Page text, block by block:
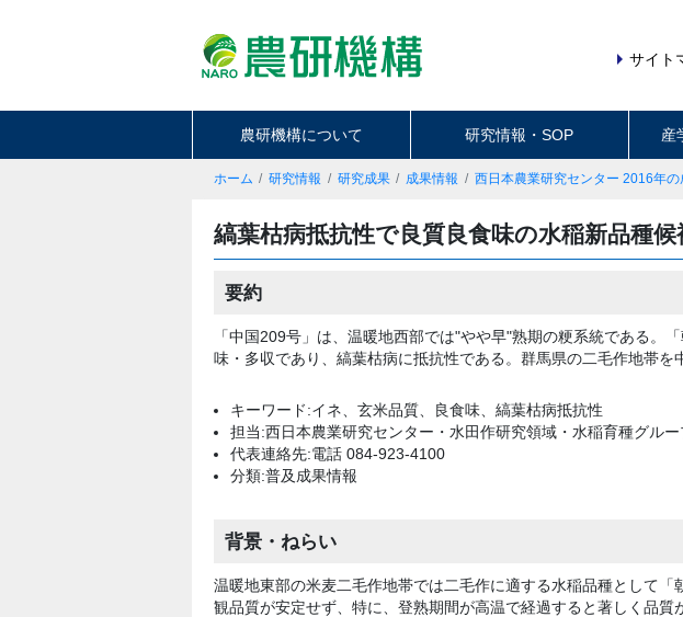
サイト
農研機構について 研究情報・SOP 産
ホーム 研究情報 研究成果 成果情報 西日本農業研究センター 2016年の
縞葉枯病抵抗性で良質良食味の水稲新品種候
要約
「中国209号」は、温暖地西部では"やや早"熟期の粳系統である。
味・多収であり、縞葉枯病に抵抗性である。群馬県の二毛作地帯を
キーワード:イネ、玄米品質、良食味、縞葉枯病抵抗性
担当:西日本農業研究センター・水田作研究領域・水稲育種グルー
代表連絡先:電話 084-923-4100
分類:普及成果情報
背景・ねらい
温暖地東部の米麦二毛作地帯では二毛作に適する水稲品種として
観品質が安定せず、特に、登熟期間が高温で経過すると著しく品